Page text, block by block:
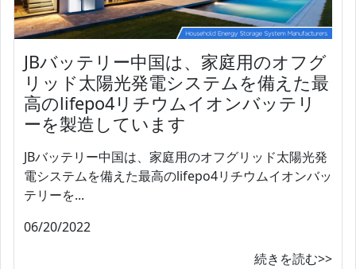
JBバッテリー中国は、家庭用のオフグ
リッド太陽光発電システムを備えた最
高のlifepo4リチウムイオンバッテリ
ーを製造しています
JBバッテリー中国は、家庭用のオフグリッド太陽光発
電システムを備えた最高のlifepo4リチウムイオンバッ
テリーを...
06/20/2022
続きを読む>>